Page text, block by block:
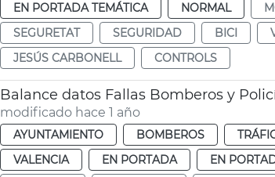
EN PORTADA TEMÁTICA
NORMAL
SEGURETAT
SEGURIDAD BICI
JESÚS CARBONELL
CONTROLS
Balance datos Fallas Bomberos y
modificado hace 1 año
AYUNTAMIENTO BOMBEROS
VALENCIA
EN PORTADA EN